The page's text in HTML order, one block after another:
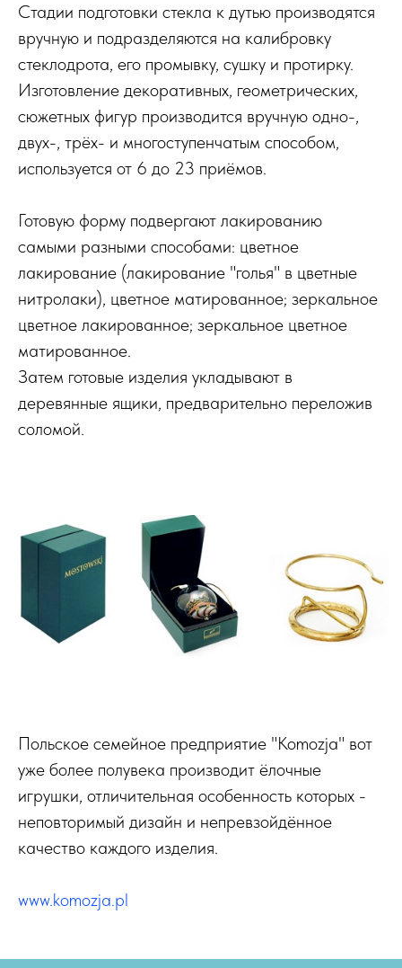
Стадии подготовки стекла к дутью производятся
вручную и подразделяются на калибровку
стеклодрота, его промывку, сушку и протирку.
Изготовление декоративных, геометрических,
сюжетных фигур производится вручную одно-,
двух-, трёх- и многоступенчатым способом,
используется от 6 до 23 приёмов.
Готовую форму подвергают лакированию
самыми разными способами: цветное
лакирование (лакирование "голья" в цветные
нитролаки), цветное матированное; зеркальное
цветное лакированное; зеркальное цветное
матированное.
Затем готовые изделия укладывают в
деревянные ящики, предварительно переложив
соломой.
Польское семейное предприятие "Komozja" вот
уже более полувека производит ёлочные
игрушки, отличительная особенность которых -
неповторимый дизайн и непревзойдённое
качество каждого изделия.
www.komozja.pl